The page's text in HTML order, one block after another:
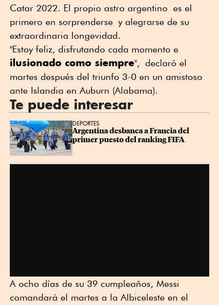
Catar 2022. El propio astro argentino es el
primero en sorprenderse y alegrarse de su
extraordinaria longevidad.
"Estoy feliz, disfrutando cada momento e
ilusionado como siempre", declaró el
martes después del triunfo 3-0 en un amistoso
ante Islandia en Auburn (Alabama).
Te puede interesar
DEPORTES
Argentina desbanca a Francia del
primer puesto del ranking FIFA
A ocho días de su 39 cumpleaños, Messi
comandará el martes a la Albiceleste en el